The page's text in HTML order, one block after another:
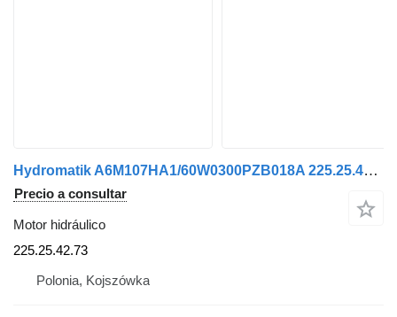
Hydromatik A6M107HA1/60W0300PZB018A 225.25.42.73 motor hidráulico
Precio a consultar
Motor hidráulico
225.25.42.73
Polonia, Kojszówka